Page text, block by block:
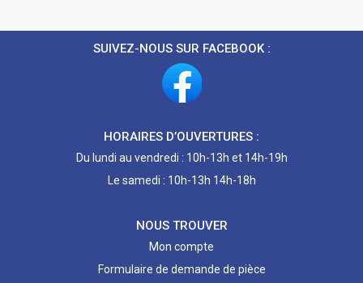
SUIVEZ-NOUS SUR FACEBOOK :
HORAIRES D’OUVERTURES :
Du lundi au vendredi : 10h-13h et 14h-19h
Le samedi : 10h-13h 14h-18h
NOUS TROUVER
Mon compte
Formulaire de demande de pièce